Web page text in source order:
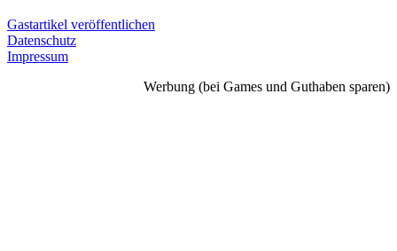
Gastartikel veröffentlichen
Datenschutz
Impressum
Werbung (bei Games und Guthaben sparen)